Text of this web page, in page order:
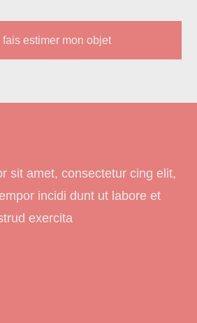
fais estimer mon objet
sit amet, consectetur cing elit,
incidi dunt ut labore et
exercita